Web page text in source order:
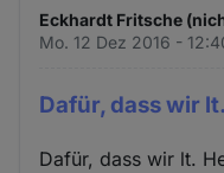
Eckhardt Fritsche
Mo. 12 Dez 2016 -
Dafür, dass wir
Dafür, dass wir lt.